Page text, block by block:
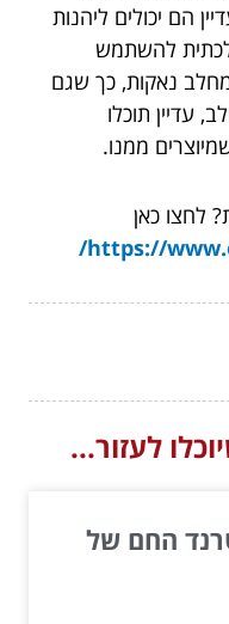
הם יכולים ליהנות
להשתמש
מחלב נאקות, כך שגם
עדיין תוכלו
ממנו.
לחצו כאן
https://
לעזור...
החם של